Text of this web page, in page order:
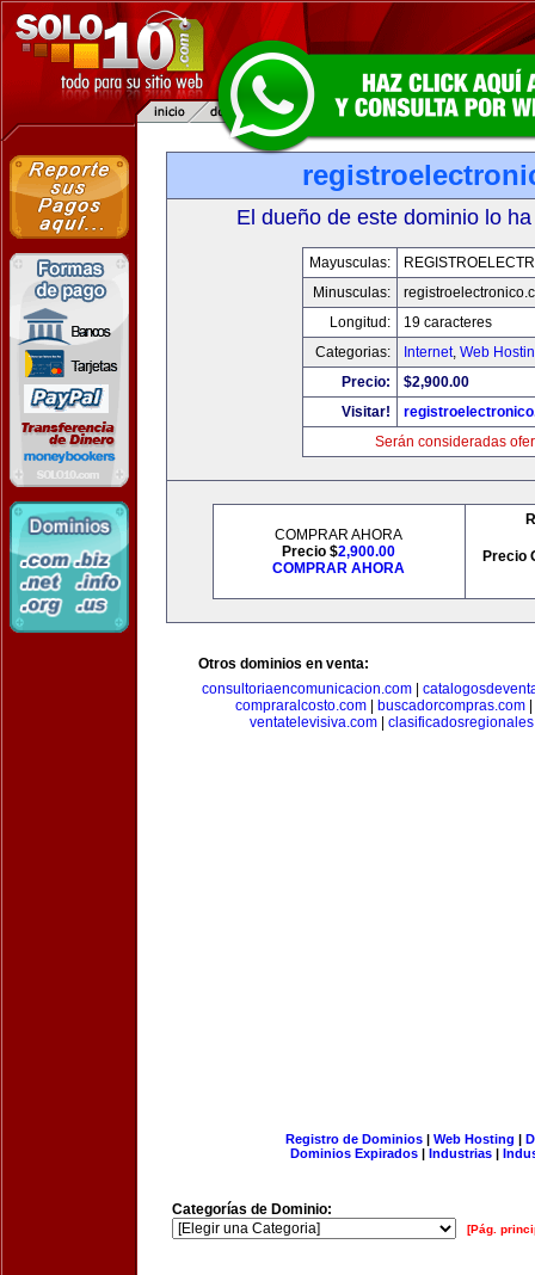
El dueño de este dominio lo
Mayusculas:
Minusculas:
Longitud:
19 caracteres
Categorias:
Internet, Web
Precio:
$2,900.00
Visitar!
Serán consideradas
COMPRAR AHORA
Precio $2,900.00
COMPRAR AHORA
Precio
Otros dominios en venta:
consultoriaencomunicacion.com
compraralcosto.com| buscadorcompras.com|
ventatelevisiva.com
Registro de Dominios| Web Hosting |
Dominios Expirados | Industrias |
Categorías de Dominio:
[Pág.